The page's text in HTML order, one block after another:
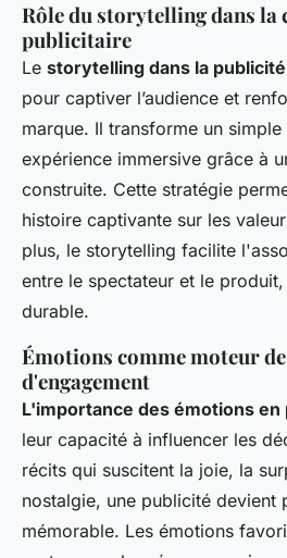
Rôle du storytelling dans
publicitaire
Le storytelling dans la publicité
pour captiver l’audience et
marque. Il transforme un simple
expérience immersive grâce à
construite. Cette stratégie
histoire captivante sur les
plus, le storytelling facilite
entre le spectateur et le
durable.
Émotions comme moteur
d'engagement
L'importance des émotions en
leur capacité à influencer les
récits qui suscitent la joie, la
nostalgie, une publicité devient
mémorable. Les émotions